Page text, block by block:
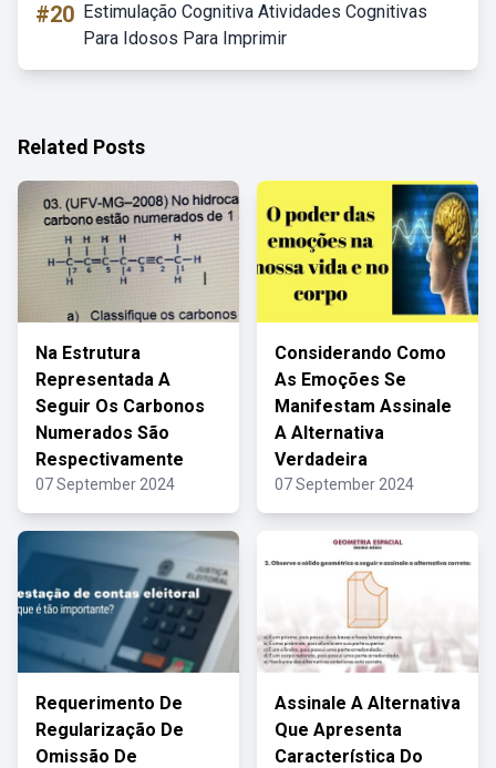
#20 Estimulação Cognitiva Atividades Cognitivas
Para Idosos Para Imprimir
Related Posts
Na Estrutura
Representada A
Seguir Os Carbonos
Numerados São
Respectivamente
07 September 2024
Considerando Como
As Emoções Se
Manifestam Assinale
A Alternativa
Verdadeira
07 September 2024
Requerimento De
Regularização De
Omissão De
Assinale A Alternativa
Que Apresenta
Característica Do